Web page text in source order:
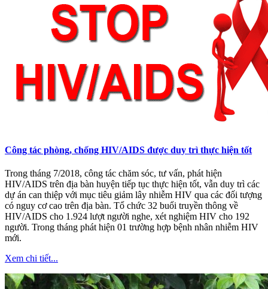
Công tác phòng, chống HIV/AIDS được duy trì thực hiện tốt
​Trong tháng 7/2018, công tác chăm sóc, tư vấn, phát hiện
HIV/AIDS trên địa bàn huyện tiếp tục thực hiện tốt, vẫn duy trì các
dự án can thiệp với mục tiêu giảm lây nhiễm HIV qua các đối tượng
có nguy cơ cao trên địa bàn. Tổ chức 32 buổi truyền thông về
HIV/AIDS cho 1.924 lượt người nghe, xét nghiệm HIV cho 192
người. Trong tháng phát hiện 01 trường hợp bệnh nhân nhiễm HIV
mới.
Xem chi tiết...